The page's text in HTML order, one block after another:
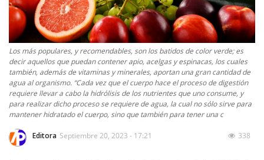
Los más populares, y recomendables, son los batidos de color verde; es
decir aquellos que puedan contener apio, acelgas y espinacas, los cuales
también, además de vitaminas y minerales, aportan una gran cantidad de
agua al organismo. “Cada vez que el cuerpo hace el proceso de digestión
requiere llevar a cabo la hidrólisis de los nutrientes que uno consume, y
para realizar dicho proceso se requiere de agua, la cual no sólo sirve para
mantener hidratado el cuerpo, sino que también para tener una c
Editora Septiembre 20, 2023 - 17:21 338